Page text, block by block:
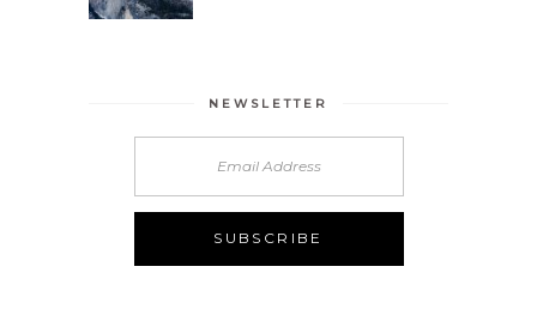
NEWSLETTER